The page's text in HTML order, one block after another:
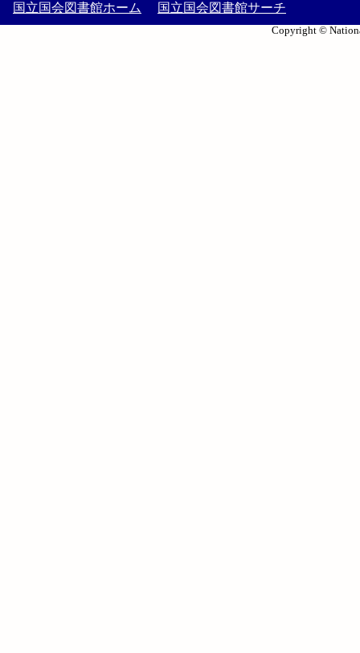
国立国会図書館ホーム 国立国会図書館サーチ
Copyright ©